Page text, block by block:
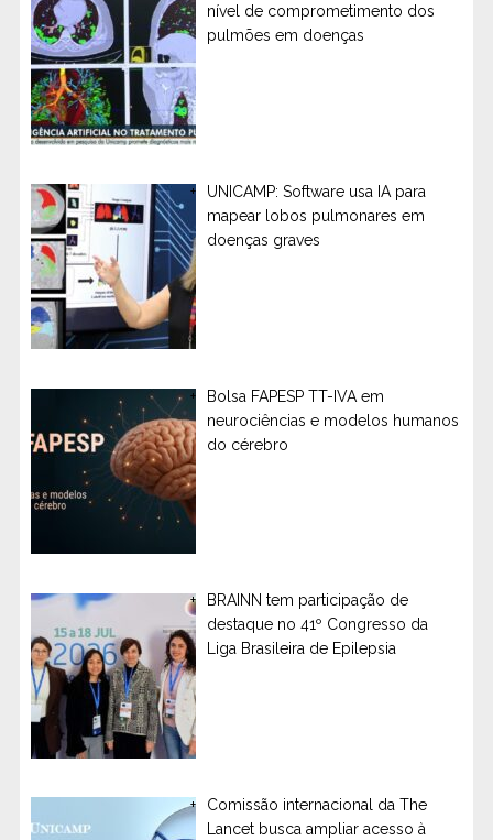
nível de comprometimento dos
pulmões em doenças
UNICAMP: Software usa IA para
mapear lobos pulmonares em
doenças graves
Bolsa FAPESP TT-IVA em
neurociências e modelos humanos
do cérebro
BRAINN tem participação de
destaque no 41º Congresso da
Liga Brasileira de Epilepsia
Comissão internacional da The
Lancet busca ampliar acesso à